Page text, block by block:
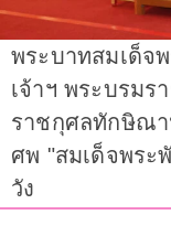
พระบาทสมเด็จ
เจ้าฯ พระบรมร
ราชกุศลทักษิณา
ศพ "สมเด็จพร
วัง